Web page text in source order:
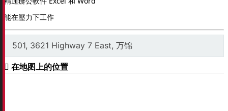
能在壓力下工作
501, 3621 Highway 7 East, 万锦
在地图上的位置